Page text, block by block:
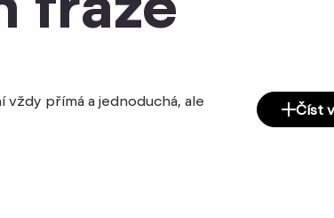
přímá a jednoduchá, ale
Číst